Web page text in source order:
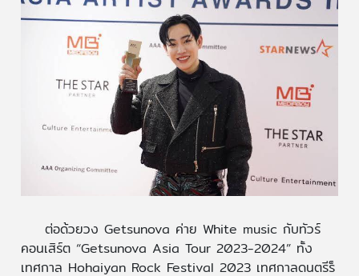
ต่อด้วยวง Getsunova ค่าย White music กับทัวร์
คอนเสิร์ต “Getsunova Asia Tour 2023-2024” ทั้ง
เทศกาล Hohaiyan Rock Festival 2023 เทศกาลดนตรีร็